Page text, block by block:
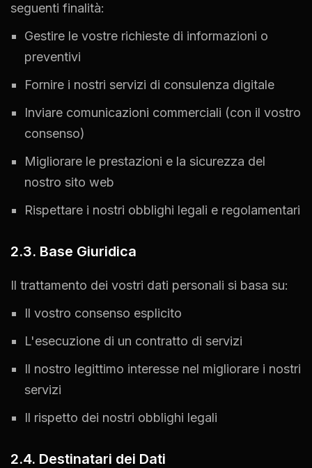
seguenti finalità:
Gestire le vostre richieste di informazioni o
preventivi
Fornire i nostri servizi di consulenza digitale
Inviare comunicazioni commerciali (con il vostro
consenso)
Migliorare le prestazioni e la sicurezza del
nostro sito web
Rispettare i nostri obblighi legali e regolamentari
2.3. Base Giuridica
Il trattamento dei vostri dati personali si basa su:
Il vostro consenso esplicito
L'esecuzione di un contratto di servizi
Il nostro legittimo interesse nel migliorare i nostri
servizi
Il rispetto dei nostri obblighi legali
2.4. Destinatari dei Dati